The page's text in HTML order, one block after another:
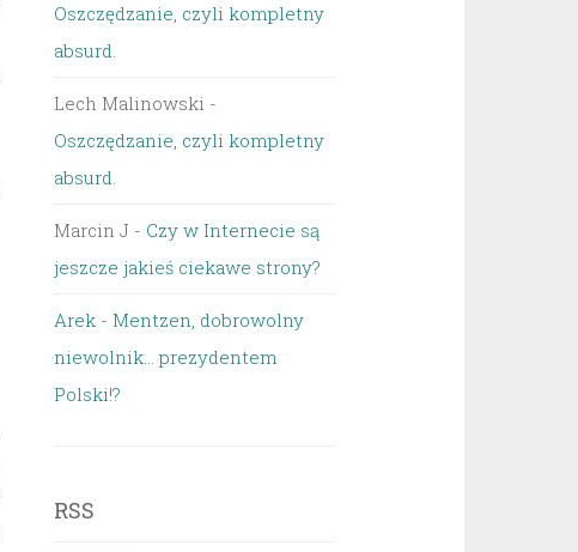
Oszczędzanie, czyli kompletny
absurd.
Lech Malinowski -
Oszczędzanie, czyli kompletny
absurd.
Marcin J - Czy w Internecie są
jeszcze jakieś ciekawe strony?
Arek - Mentzen, dobrowolny
niewolnik… prezydentem
Polski!?
RSS